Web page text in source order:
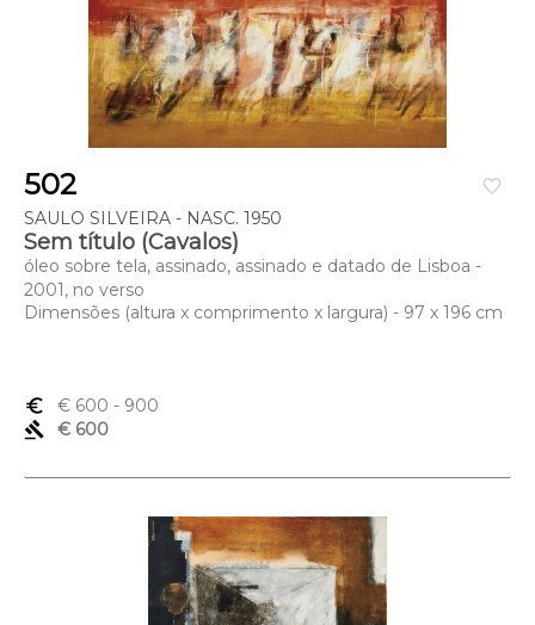
favorite_border
502
SAULO SILVEIRA - NASC. 1950
Sem título (Cavalos)
óleo sobre tela, assinado, assinado e datado de Lisboa -
2001, no verso
Dimensões (altura x comprimento x largura) - 97 x 196 cm
euro_symbol € 600 - 900
gavel
€ 600